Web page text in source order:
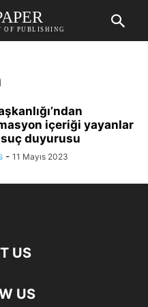
OF PUBLISHING
içeriği yayanlar
suç duyurusu
- 11 Mayıs 2023
US
US